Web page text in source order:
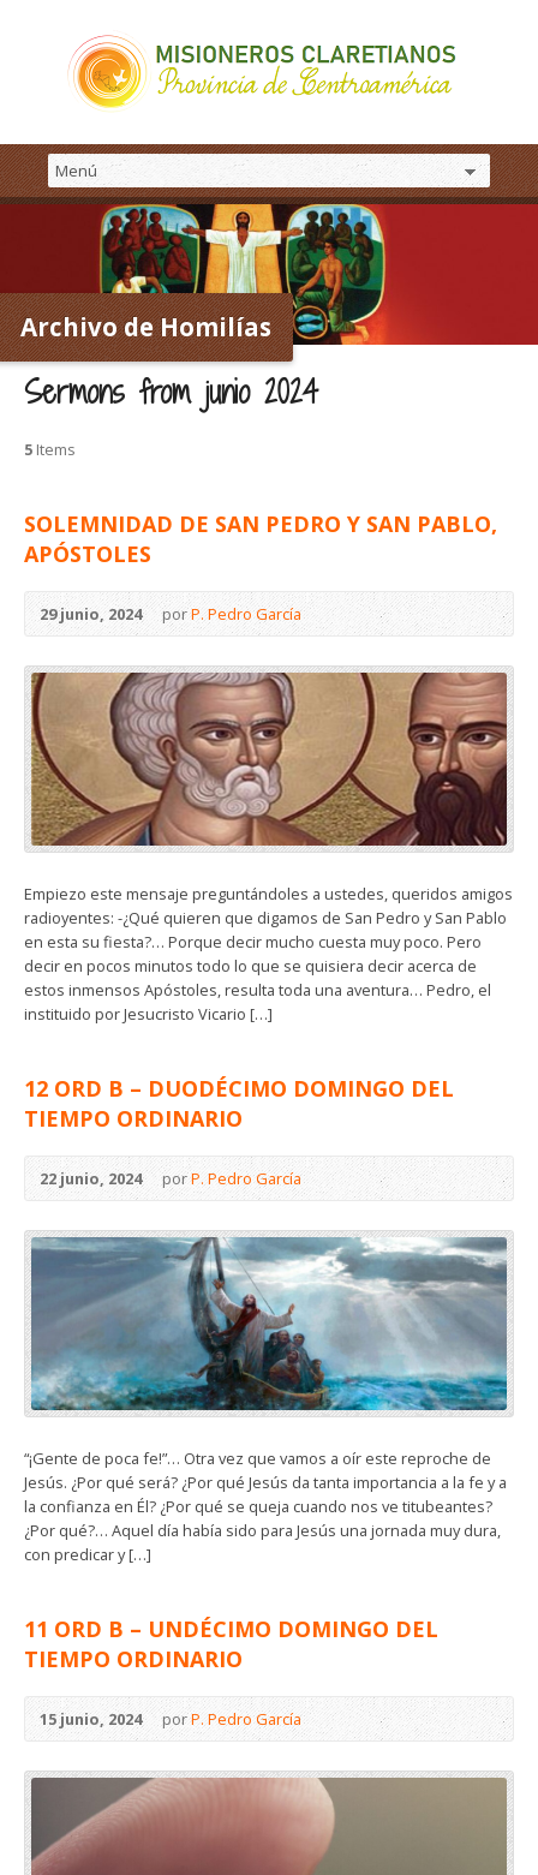
Archivo de Homilías
Sermons from junio 2024
5 Items
SOLEMNIDAD DE SAN PEDRO Y SAN PABLO,
APÓSTOLES
29 junio, 2024 porP. Pedro García
Empiezo este mensaje preguntándoles a ustedes, queridos amigos
radioyentes: -¿Qué quieren que digamos de San Pedro y San Pablo
en esta su fiesta?… Porque decir mucho cuesta muy poco. Pero
decir en pocos minutos todo lo que se quisiera decir acerca de
estos inmensos Apóstoles, resulta toda una aventura… Pedro, el
instituido por Jesucristo Vicario […]
12 ORD B – DUODÉCIMO DOMINGO DEL
TIEMPO ORDINARIO
22 junio, 2024 porP. Pedro García
“¡Gente de poca fe!”… Otra vez que vamos a oír este reproche de
Jesús. ¿Por qué será? ¿Por qué Jesús da tanta importancia a la fe y a
la confianza en Él? ¿Por qué se queja cuando nos ve titubeantes?
¿Por qué?… Aquel día había sido para Jesús una jornada muy dura,
con predicar y […]
11 ORD B – UNDÉCIMO DOMINGO DEL
TIEMPO ORDINARIO
15 junio, 2024 porP. Pedro García